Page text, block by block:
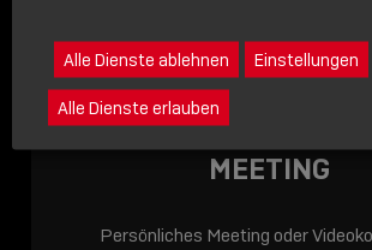
LINDY ACADEMY
JETZT ONLINE
VERFÜGBAR: DIE
LINDY ACADEMY –
WISSEN, DASMEETING
Persönliches Meeting oder
Alle Dienste ablehnen Einstellungen
Alle Dienste erlauben